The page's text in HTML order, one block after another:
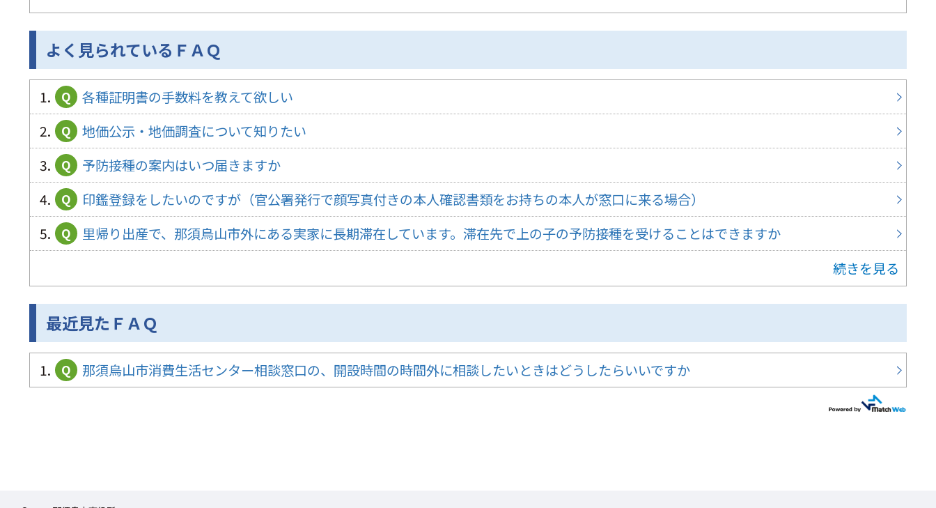
よく見られているＦＡＱ
1. Q 各種証明書の手数料を教えて欲しい
2. Q 地価公示・地価調査について知りたい
3. Q 予防接種の案内はいつ届きますか
4. Q 印鑑登録をしたいのですが（官公署発行で顔写真付きの本人確認書類をお持ちの本人が窓口に来る場合）
5. Q 里帰り出産で、那須烏山市外にある実家に長期滞在しています。滞在先で上の子の予防接種を受けることはできますか
続きを見る
最近見たＦＡＱ
1. Q 那須烏山市消費生活センター相談窓口の、開設時間の時間外に相談したいときはどうしたらいいですか